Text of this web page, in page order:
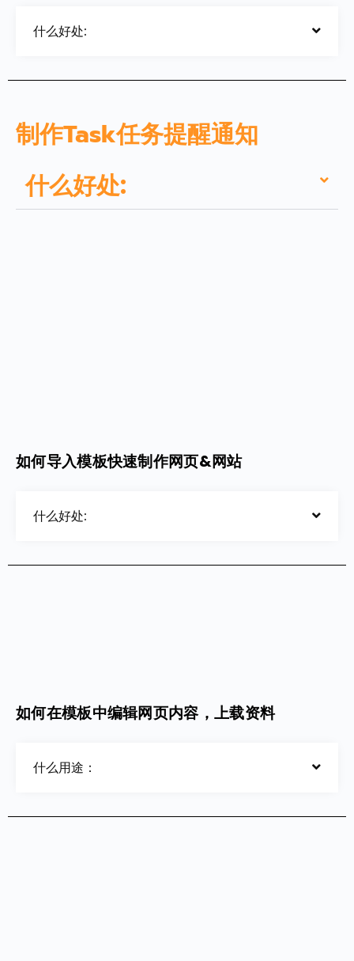
什么好处:
制作Task任务提醒通知
什么好处:
如何导入模板快速制作网页&网站
什么好处:
如何在模板中编辑网页内容，上载资料
什么用途：